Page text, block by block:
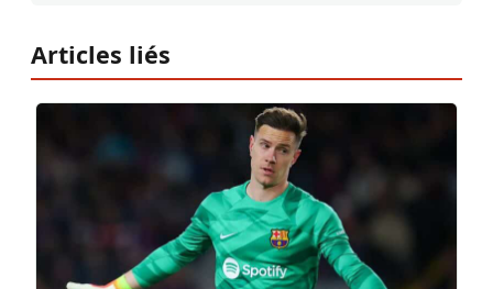
Articles liés